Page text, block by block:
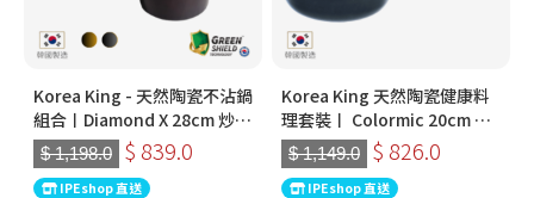
Korea King - 天然陶瓷不沾鍋
組合〡Diamond X 28cm 炒鍋
× Crystal 18cm 湯鍋〡韓國
製易潔鑊
$ 1,198.0 $ 839.0
IPEshop 直送
Korea King 天然陶瓷健康料
理套裝〡 Colormic 20cm 湯
鍋 + Woody 26cm 不沾鍋
（韓國製）
$ 1,149.0 $ 826.0
IPEshop 直送